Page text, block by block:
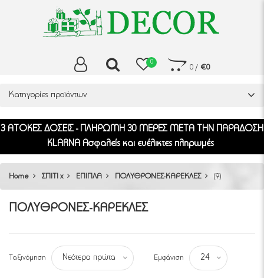
0
0/ €0
Κατηγορίες προϊόντων
3 ΑΤΟΚΕΣ ΔΟΣΕΙΣ - ΠΛΗΡΩΜΗ 30 ΜΕΡΕΣ ΜΕΤΑ ΤΗΝ ΠΑΡΑΔΟΣΗ
KLARNA Ασφαλείς και ευέλικτες πληρωμές
Home ΣΠΙΤΙ x ΕΠΙΠΛΑ ΠΟΛΥΘΡΟΝΕΣ-ΚΑΡΕΚΛΕΣ (9)
ΠΟΛΥΘΡΟΝΕΣ-ΚΑΡΕΚΛΕΣ
Ταξινόμηση Νεότερα πρώτα Εμφάνιση 24